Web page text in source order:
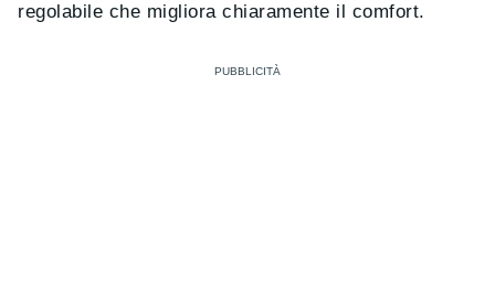
regolabile che migliora chiaramente il comfort.